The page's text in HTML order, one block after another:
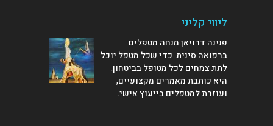
ליווי קליני
פנינה דרויאן מנחה מטפלים
ברפואה סינית. כדי שכל מטפל יוכל
לתת צמחים לכל מטופל בביטחון.
היא כותבת מאמרים מקצועיים,
ועוזרת למטפליםבייעוץ אישי.